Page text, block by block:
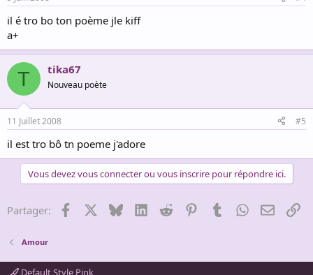
il é tro bo ton poème jle kiff
a+
T tika67
Nouveau poète
11 Juillet 2008 #5
il est tro bô tn poeme j'adore
Vous devez vous connecter ou vous inscrire pour répondre ici.
Partager: Facebook BlueskyLinkedInReddit PinterestTumblrWhatsApp
Email
Amour
Default Style Pink